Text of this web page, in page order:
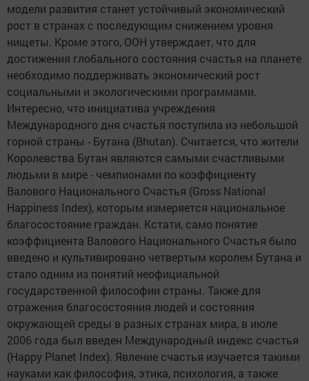
модели развития станет устойчивый экономический
рост в странах с последующим снижением уровня
нищеты. Кроме этого, ООН утверждает, что для
достижения глобального состояния счастья на планете
необходимо поддерживать экономический рост
социальными и экологическими программами.
Интересно, что инициатива учреждения
Международного дня счастья поступила из небольшой
горной страны - Бутана (Bhutan). Считается, что жители
Королевства Бутан являются самыми счастливыми
людьми в мире - чемпионами по коэффициенту
Валового Национального Счастья (Gross National
Happiness Index), которым измеряется национальное
благосостояние граждан. Кстати, само понятие
коэффициента Валового Национального Счастья было
введено и культивировано четвертым королем Бутана и
стало одним из понятий неофициальной
государственной философии страны. Также для
отражения благосостояния людей и состояния
окружающей среды в разных странах мира, в июле
2006 года был введен Международный индекс счастья
(Happy Planet Index). Явление счастья изучается такими
науками как философия, этика, психология, а также